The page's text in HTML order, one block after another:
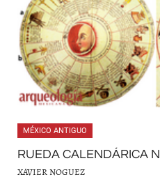
MÉXICO ANTIGUO
RUEDA CALENDÁRICA
XAVIER NOGUEZ